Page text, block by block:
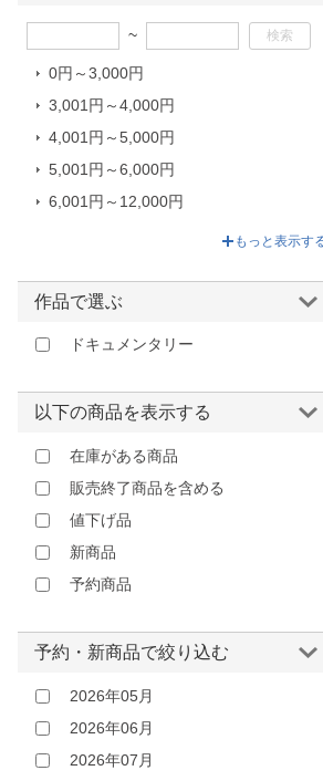
NHKエンタープライズ｜nep
SDP｜スターダストピクチャーズ
TCエンタテインメント｜TC
アウトビジョン｜OUTVISION
アクセスエー｜Access-A
Entertainment
アドニス・スクウェア｜Adonis
アニプレックス｜Aniplex
アネック｜ANEC
アミューズソフトエンタテインメ
ント｜AMUSE
アムモ98｜AMUMO98
アルバトロス｜ALBATROS
アートポート｜Art Port
インターフィルム｜INTERFILM
インディーズ
~
0円～3,000円
3,001円～4,000円
4,001円～5,000円
5,001円～6,000円
6,001円～12,000円
もっと表示す
作品で選ぶ
ドキュメンタリー
以下の商品を表示する
在庫がある商品
販売終了商品を含める
値下げ品
新商品
予約商品
予約・新商品で絞り込む
2026年05月
2026年06月
2026年07月